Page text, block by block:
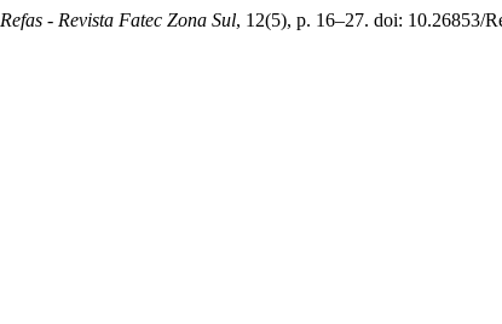
Refas - Revista Fatec Zona Sul, 12(5), p. 16–27. doi: 10.26853/